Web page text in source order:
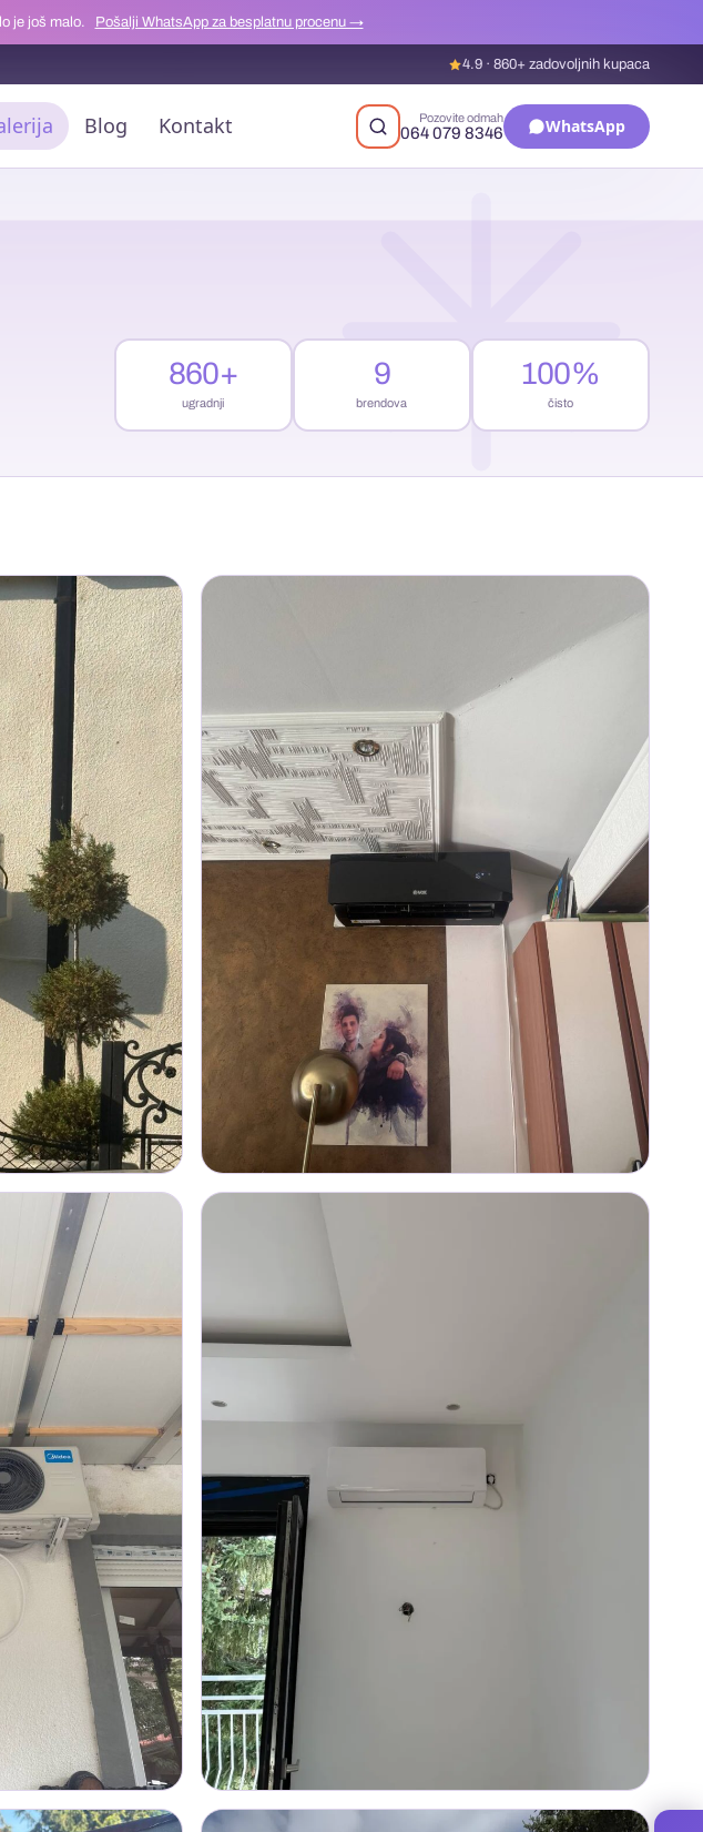
je još malo. Pošalji WhatsApp za besplatnu procenu →
4.9 · 860+ zadovoljnih kupaca
Blog Kontakt Pozovite odmah
064 079 8346 WhatsApp
860+
ugradnji
9
brendova
100%
čisto